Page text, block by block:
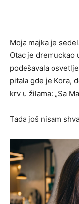
Moja majka je
Otac je dremuckao
podešavala
pitala gde je Kora,
krv u žilama: „Sa
Tada još nisam